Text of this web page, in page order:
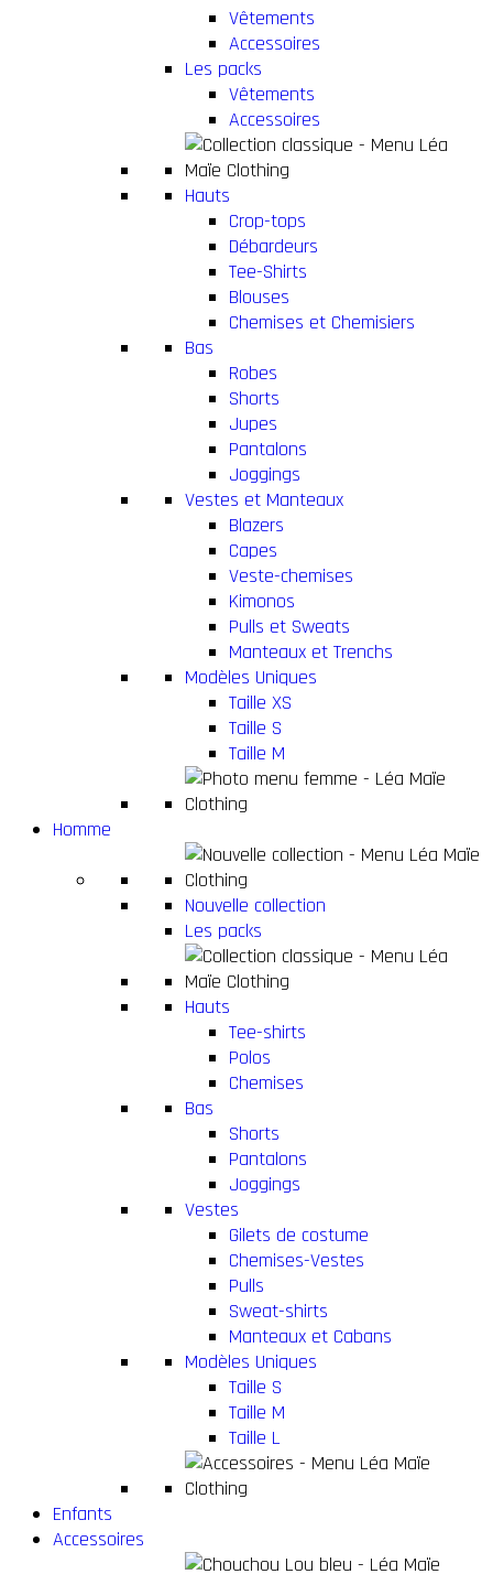
Vêtements
Accessoires
Les packs
Vêtements
Accessoires
Hauts
Crop-tops
Débardeurs
Tee-Shirts
Blouses
Chemises et Chemisiers
Bas
Robes
Shorts
Jupes
Pantalons
Joggings
Vestes et Manteaux
Blazers
Capes
Veste-chemises
Kimonos
Pulls et Sweats
Manteaux et Trenchs
Modèles Uniques
Taille XS
Taille S
Taille M
Homme
Nouvelle collection
Les packs
Hauts
Tee-shirts
Polos
Chemises
Bas
Shorts
Pantalons
Joggings
Vestes
Gilets de costume
Chemises-Vestes
Pulls
Sweat-shirts
Manteaux et Cabans
Modèles Uniques
Taille S
Taille M
Taille L
Enfants
Accessoires